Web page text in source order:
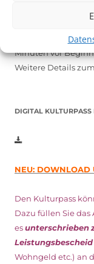
Vom 19. August
Inhaber*innen
Minuten vor
Weitere Details
DIGITAL KULTURPASS
NEU: DOWNLOAD
Den Kulturpass
Dazu füllen Sie
esunterschrieben
Leistungsbescheid
Wohngeld etc.) an